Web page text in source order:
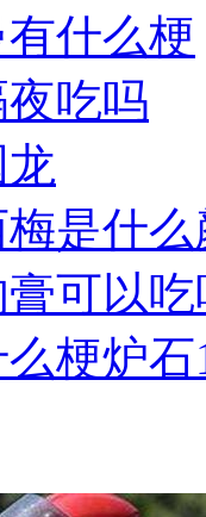
什么梗
吃吗
龙
是什
可以吃
梗炉石